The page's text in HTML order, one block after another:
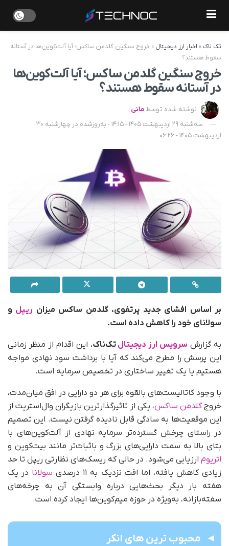
تک ناک» اخبار ارز دیجیتال » خروج سنگین گلدمن ساکس؛ آیا آلت‌کوین‌ها در آستانه
سقوط هستند؟
خروج سنگین گلدمن ساکس؛ آیا آلت‌کوین‌ها
در آستانه سقوط هستند؟
نوشته شده توسط مانی
سه‌شنبه 29 اردیبهشت 1405 - 14:15 - به‌روزشده در چهارشنبه 30
اردیبهشت 1405 - 06:26
بر اساس افشای جدید پرتفوی، گلدمن ساکس میزان ریپل و
سولانای خود را کاهش داده است.
به‌ گزارش سرویس ارز دیجیتال تک‌ناک، این اقدام از منظر زمانی
این پرسش را مطرح می‌کند که آیا با برداشت سود نهادی مواجه
هستیم یا یک تغییر ساختاری در تخصیص سرمایه است.
با وجود کاتالیست‌های بالقوه برای هر دو دارایی در افق میان‌مدت،
خروجگلدمن ساکس، یکی از تاثیرگذارترین بازیگران وال‌استریت از
این موقعیت‌ها به‌ سادگی قابل نادیده گرفتن نیست. این تصمیم
در راستای چرخش گسترده‌تر سرمایه نهادی از آلت‌کوین‌های با
بتای بالا به سمت دارایی‌های بزرگ و باثبات‌تر مانند بیت‌کوین و
اتریوم ارزیابی می‌شود. در حالی که ریسک‌های نظارتی ریپل تا حد
زیادی کاهش یافته، اما افت نزدیک به ۱۱ درصدی
سولانا در یک
هفته بار دیگر بحث‌هایی درباره وابستگی آن به چرخه‌های
سفته‌بازانه، به‌ویژه در حوزه میم‌کوین‌ها ایجاد کرده است.
محبوب ترین های انکر